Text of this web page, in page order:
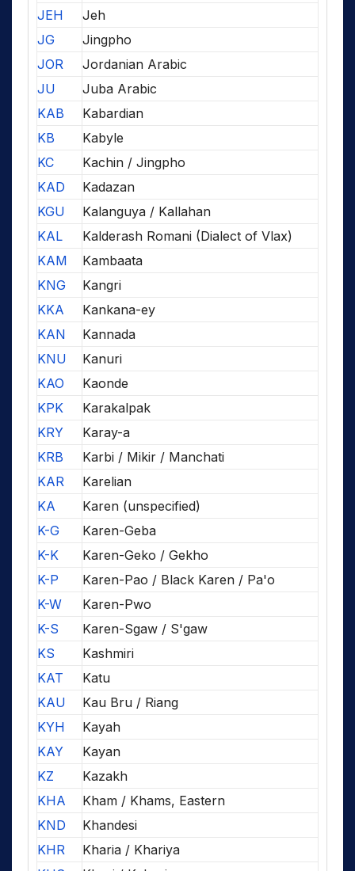
JEH
Jeh
JG
Jingpho
JOR
Jordanian Arabic
JU
Juba Arabic
KAB
Kabardian
KB
Kabyle
KC
Kachin / Jingpho
KAD
Kadazan
KGU
Kalanguya / Kallahan
KAL
Kalderash Romani (Dialect of Vlax)
KAM
Kambaata
KNG
Kangri
KKA
Kankana-ey
KAN
Kannada
KNU
Kanuri
KAO
Kaonde
KPK
Karakalpak
KRY
Karay-a
KRB
Karbi / Mikir / Manchati
KAR
Karelian
KA
Karen (unspecified)
K-G
Karen-Geba
K-K
Karen-Geko / Gekho
K-P
Karen-Pao / Black Karen / Pa'o
K-W
Karen-Pwo
K-S
Karen-Sgaw / S'gaw
KS
Kashmiri
KAT
Katu
KAU
Kau Bru / Riang
KYH
Kayah
KAY
Kayan
KZ
Kazakh
KHA
Kham / Khams, Eastern
KND
Khandesi
KHR
Kharia / Khariya